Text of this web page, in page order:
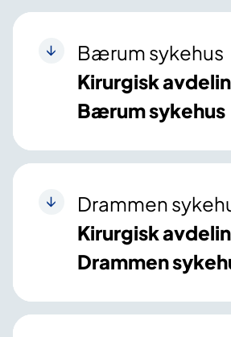
Bærum sykehus
Kirurgisk
Bærum sykehus
Drammen
Kirurgisk
Drammen